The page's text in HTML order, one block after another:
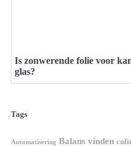
Is zonwerende folie voor
glas?
Tags
Automatisering Balans vinden